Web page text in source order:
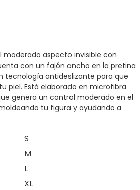
moderado aspecto invisible con
con un fajón ancho en la pretina
tecnología antideslizante para que
piel. Está elaborado en microfibra
genera un control moderado en el
tu figura y ayudando a
S
M
L
XL